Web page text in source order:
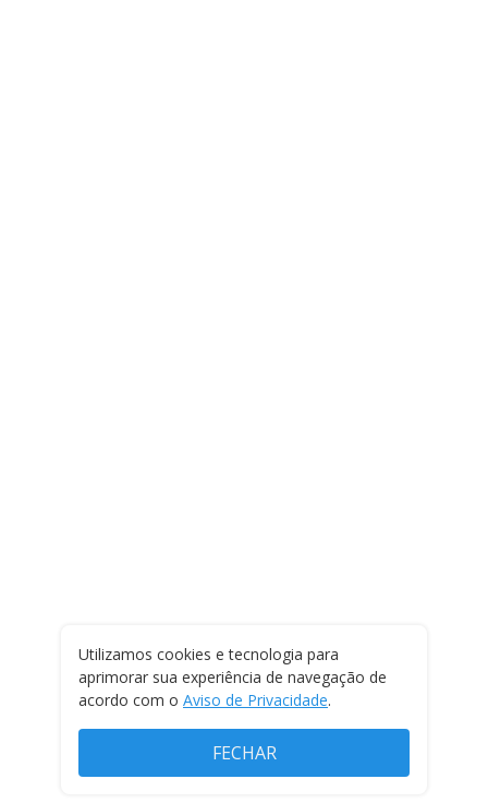
Utilizamos cookies e tecnologia para
aprimorar sua experiência de navegação de
acordo com o Aviso de Privacidade.
FECHAR